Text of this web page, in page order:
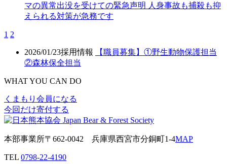
マの異常出没を受けての緊急声明 人身事故も捕殺も抑
えられる対策が急務です
1 2
2026/01/23採用情報
【職員募集】①野生動物保護担当
②森林保全担当
WHAT YOU CAN DO
くまもり会員になる
今回だけ寄付する
本部事業所〒662-0042 兵庫県西宮市分銅町1-4MAP
TEL 0798-22-4190